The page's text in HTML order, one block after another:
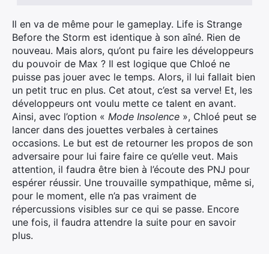
Il en va de même pour le gameplay. Life is Strange
Before the Storm est identique à son aîné. Rien de
nouveau. Mais alors, qu’ont pu faire les développeurs
du pouvoir de Max ? Il est logique que Chloé ne
puisse pas jouer avec le temps. Alors, il lui fallait bien
un petit truc en plus. Cet atout, c’est sa verve! Et, les
développeurs ont voulu mette ce talent en avant.
Ainsi, avec l’option « Mode Insolence », Chloé peut se
lancer dans des jouettes verbales à certaines
occasions. Le but est de retourner les propos de son
adversaire pour lui faire faire ce qu’elle veut. Mais
attention, il faudra être bien à l’écoute des PNJ pour
espérer réussir. Une trouvaille sympathique, même si,
pour le moment, elle n’a pas vraiment de
répercussions visibles sur ce qui se passe. Encore
une fois, il faudra attendre la suite pour en savoir
plus.
Rechercher
: